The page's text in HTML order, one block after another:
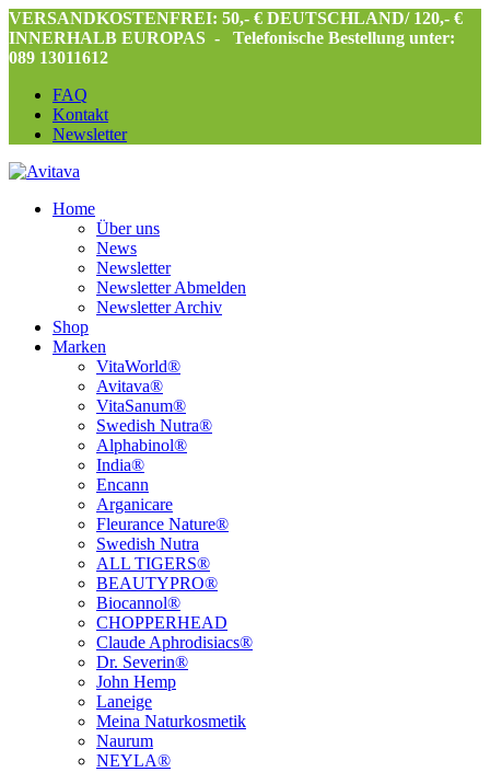
VERSANDKOSTENFREI: 50,- € DEUTSCHLAND/ 120,- €
INNERHALB EUROPAS -
Telefonische Bestellung unter:
089 13011612
FAQ
Kontakt
Newsletter
Home
Über uns
News
Newsletter
Newsletter Abmelden
Newsletter Archiv
Shop
Marken
VitaWorld®
Avitava®
VitaSanum®
Swedish Nutra®
Alphabinol®
India®
Encann
Arganicare
Fleurance Nature®
Swedish Nutra
ALL TIGERS®
BEAUTYPRO®
Biocannol®
CHOPPERHEAD
Claude Aphrodisiacs®
Dr. Severin®
John Hemp
Laneige
Meina Naturkosmetik
Naurum
NEYLA®